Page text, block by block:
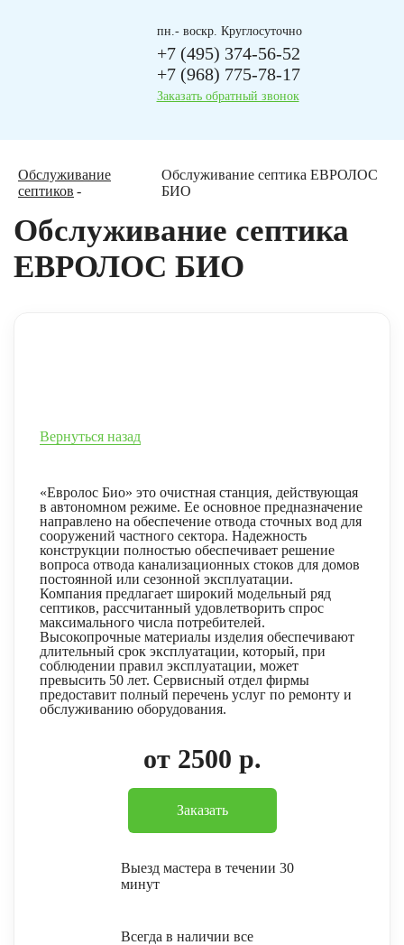
пн.- воскр. Круглосуточно
+7 (495) 374-56-52
+7 (968) 775-78-17
Заказать обратный звонок
Обслуживание
септиков
Обслуживание септика ЕВРОЛОС
БИО
Обслуживание септика
ЕВРОЛОС БИО
Вернуться назад
«Евролос Био» это очистная станция, действующая
в автономном режиме. Ее основное предназначение
направлено на обеспечение отвода сточных вод для
сооружений частного сектора. Надежность
конструкции полностью обеспечивает решение
вопроса отвода канализационных стоков для домов
постоянной или сезонной эксплуатации.
Компания предлагает широкий модельный ряд
септиков, рассчитанный удовлетворить спрос
максимального числа потребителей.
Высокопрочные материалы изделия обеспечивают
длительный срок эксплуатации, который, при
соблюдении правил эксплуатации, может
превысить 50 лет. Сервисный отдел фирмы
предоставит полный перечень услуг по ремонту и
обслуживанию оборудования.
от 2500 р.
Заказать
Выезд мастера в течении 30
минут
Всегда в наличии все